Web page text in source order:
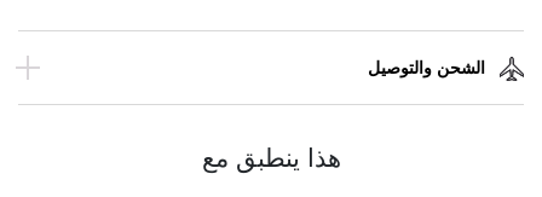
الشحن والتوصيل
هذا ينطبق مع